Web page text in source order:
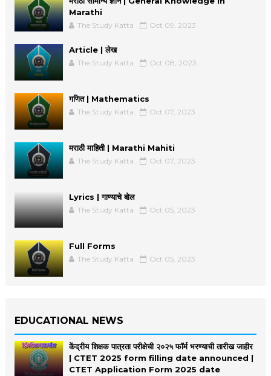
Marathi
The Study Katta Oct 09, 2023
Article | लेख
The Study Katta Oct 08, 2023
गणित | Mathematics
The Study Katta Oct 07, 2023
मराठी माहिती | Marathi Mahiti
The Study Katta Oct 07, 2023
Lyrics | गाण्याचे बोल
The Study Katta Oct 05, 2023
Full Forms
The Study Katta Oct 05, 2023
EDUCATIONAL NEWS
केंद्रीय शिक्षक पात्रता परीक्षेची २०२५ फॉर्म भरण्याची तारीख जाहीर
| CTET 2025 form filling date announced |
CTET Application Form 2025 date